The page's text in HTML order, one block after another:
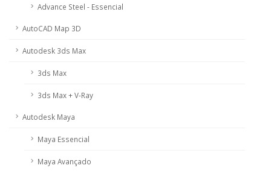
Advance Steel - Essencial
AutoCAD Map 3D
Autodesk 3ds Max
3ds Max
3ds Max + V-Ray
Autodesk Maya
Maya Essencial
Maya Avançado